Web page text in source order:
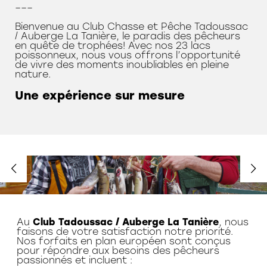
–––
Bienvenue au Club Chasse et Pêche Tadoussac
/ Auberge La Tanière, le paradis des pêcheurs
en quête de trophées! Avec nos 23 lacs
poissonneux, nous vous offrons l’opportunité
de vivre des moments inoubliables en pleine
nature.
Une expérience sur mesure
AuClub Tadoussac / Auberge La Tanière , nous
faisons de votre satisfaction notre priorité.
Nos forfaits en plan européen sont conçus
pour répondre aux besoins des pêcheurs
AuClub Tadoussac / Auberge La Tanière,
nous faisons de votre satisfaction notre
priorité. Nos forfaits en plan européen
sont conçus pour répondre aux besoins
AuClub Tadoussac / Auberge La Tanière
nous faisons de votre satisfaction notre
priorité. Nos forfaits en plan européen
AuClub Tadoussac / Auberge La Tanière
nous faisons de votre satisfaction notre
priorité. Nos forfaits en plan européen
AuClub Tadoussac / Auberge La Tanière
nous faisons de votre satisfaction notre
priorité. Nos forfaits en plan européen